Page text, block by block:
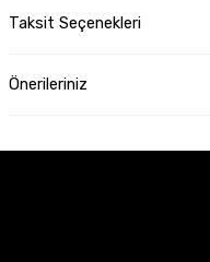
Taksit Seçenekleri
Önerileriniz